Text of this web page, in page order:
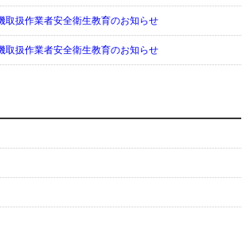
取扱作業者安全衛生教育のお知らせ
取扱作業者安全衛生教育のお知らせ